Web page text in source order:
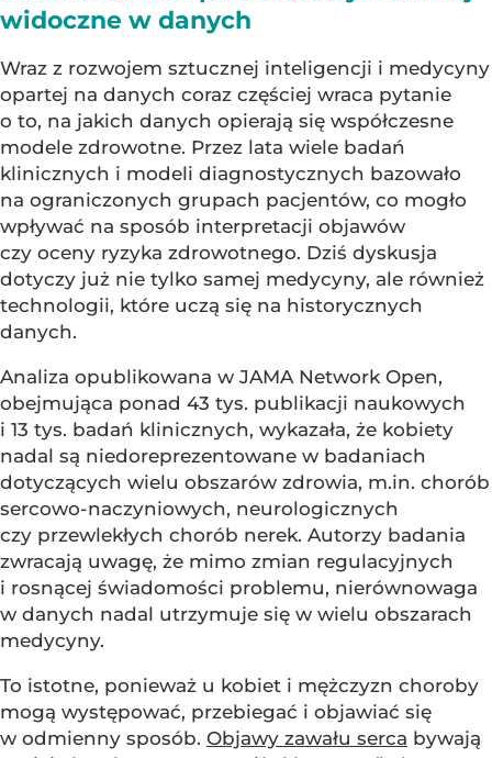
widoczne w danych
Wraz z rozwojem sztucznej inteligencji i medycyny
opartej na danych coraz częściej wraca pytanie
o to, na jakich danych opierają się współczesne
modele zdrowotne. Przez lata wiele badań
klinicznych i modeli diagnostycznych bazowało
na ograniczonych grupach pacjentów, co mogło
wpływać na sposób interpretacji objawów
czy oceny ryzyka zdrowotnego. Dziś dyskusja
dotyczy już nie tylko samej medycyny, ale również
technologii, które uczą się na historycznych
danych.
Analiza opublikowana w JAMA Network Open,
obejmująca ponad 43 tys. publikacji naukowych
i 13 tys. badań klinicznych, wykazała, że kobiety
nadal są niedoreprezentowane w badaniach
dotyczących wielu obszarów zdrowia, m.in. chorób
sercowo-naczyniowych, neurologicznych
czy przewlekłych chorób nerek. Autorzy badania
zwracają uwagę, że mimo zmian regulacyjnych
i rosnącej świadomości problemu, nierównowaga
w danych nadal utrzymuje się w wielu obszarach
medycyny.
To istotne, ponieważ u kobiet i mężczyzn choroby
mogą występować, przebiegać i objawiać się
w odmienny sposób. Objawy zawału serca bywają